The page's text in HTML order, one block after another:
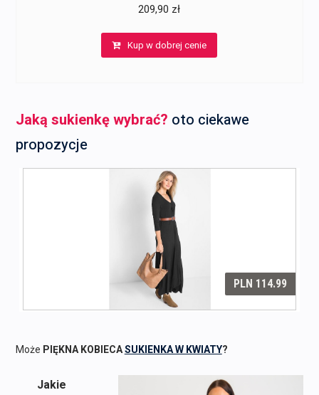
209,90 zł
Kup w dobrej cenie
Jaką sukienkę wybrać? oto ciekawe
propozycje
Może PIĘKNA KOBIECASUKIENKA W KWIATY?
Jakie